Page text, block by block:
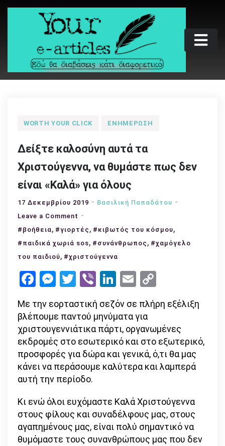
Skip
Your e-articles
Εδώ θα διαβάσεις κάτι διαφορετικό
WORTH YOUR CLICK ΕΝΗΜΈΡΩΣΗ
Δείξτε καλοσύνη αυτά τα
Χριστούγεννα, να θυμάστε πως δεν
είναι «Καλά» για όλους
17 Δεκεμβρίου 2019
Βασιλική Παπαδάτου
Leave a Comment on
Δείξτε
καλοσύνη
Χριστούγεννα,
θυμάστε
πως
δεν
είναι
«Καλά»
για
όλους
#βοήθεια, #γιορτές , #κιβωτός του κόσμου,
#παιδικά χωριά sos, #συνάνθρωπος , #χαμόγελο
του παιδιού, #χριστούγεννα
Facebook
Messenger
Twitter
ViberLinkedIn
Email
Link
Με την εορταστική σεζόν σε πλήρη εξέλιξη
βλέπουμε παντού μηνύματα για
χριστουγεννιάτικα πάρτι, οργανωμένες
εκδρομές στο εσωτερικό και στο εξωτερικό,
προσφορές για δώρα και γενικά, ό,τι θα μας
κάνει να περάσουμε καλύτερα και λαμπερά
αυτή την περίοδο.
Κι ενώ όλοι ευχόμαστε Καλά Χριστούγεννα
στους φίλους και συναδέλφους μας, στους
αγαπημένους μας, είναι πολύ σημαντικό να
θυμόμαστε τους συνανθρώπους μας που δεν